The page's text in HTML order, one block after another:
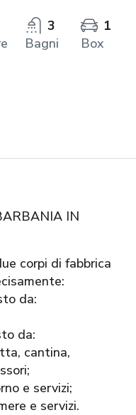
3
Bagni
1
Box
IN
corpi di fabbrica
da:
da:
cantina,
e servizi;
e servizi.